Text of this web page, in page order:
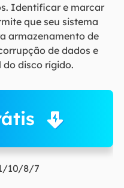
Identificar e marcar
que seu sistema
armazenamento de
de dados e
do disco rígido.
10/8/7